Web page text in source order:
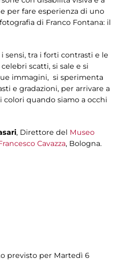
per fare esperienza di uno
di Franco Fontana: il
sensi, tra i forti contrasti e le
scatti, si sale e si
immagini, si sperimenta
e gradazioni, per arrivare a
colori quando siamo a occhi
, Direttore del Museo
Cavazza, Bologna.
previsto per Martedì 6